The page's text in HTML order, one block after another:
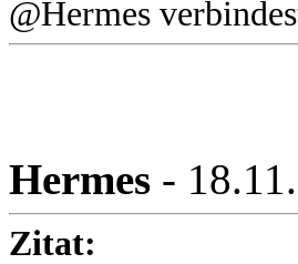
@Hermes
Hermes -
Zitat: